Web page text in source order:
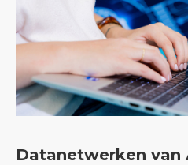
Datanetwerken van